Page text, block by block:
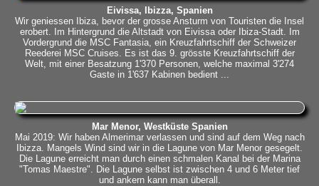
Eivissa, Ibizza, Spanien
Wir geniessen Ibiza, bevor der grosse Ansturm von Touristen die Insel
erobert. Im Hintergrund die Altstadt von Eivissa oder Ibiza-Stadt. Im
Vordergrund die MSC Fantasia, ein Kreuzfahrtschiff der Schweizer
Reederei MSC Cruises. Es ist das 9. grösste Kreuzfahrtschiff der
Welt, mit einer Besatzung 1'370 Personen, welche maximal 3'274
Gaste in 1'637 Kabinen bedient ...
Mar Menor, Westküste Spanien
Mai 2019: Wir haben Almerimar verlassen und sind auf dem Weg nach
Ibizza. Mangels Wind sind wir in die Lagune von Mar Menor gesegelt.
Die Lagune erreicht man durch einen schmalen Kanal bei der Marina
"Tomas Maestre". Die Lagune selbst ist zwischen 4 und 6 Meter tief
und ankern kann man überall.